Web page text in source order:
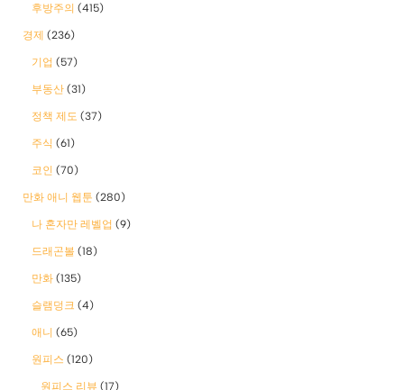
후방주의 (415)
경제 (236)
기업 (57)
부동산 (31)
정책 제도 (37)
주식 (61)
코인 (70)
만화 애니 웹툰 (280)
나 혼자만 레벨업 (9)
드래곤볼 (18)
만화 (135)
슬램덩크 (4)
애니 (65)
원피스 (120)
원피스 리뷰 (17)